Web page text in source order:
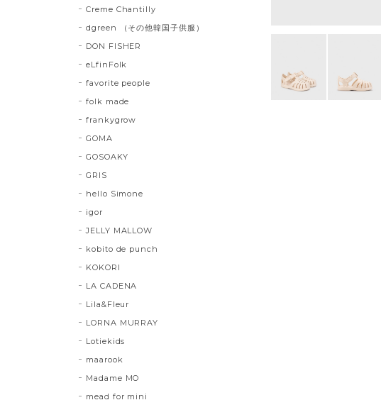
Creme Chantilly
dgreen （その他韓国子供服）
DON FISHER
eLfinFolk
favorite people
folk made
frankygrow
GOMA
GOSOAKY
GRIS
hello Simone
igor
JELLY MALLOW
kobito de punch
KOKORI
LA CADENA
Lila&Fleur
LORNA MURRAY
Lotiekids
maarook
Madame MO
mead for mini